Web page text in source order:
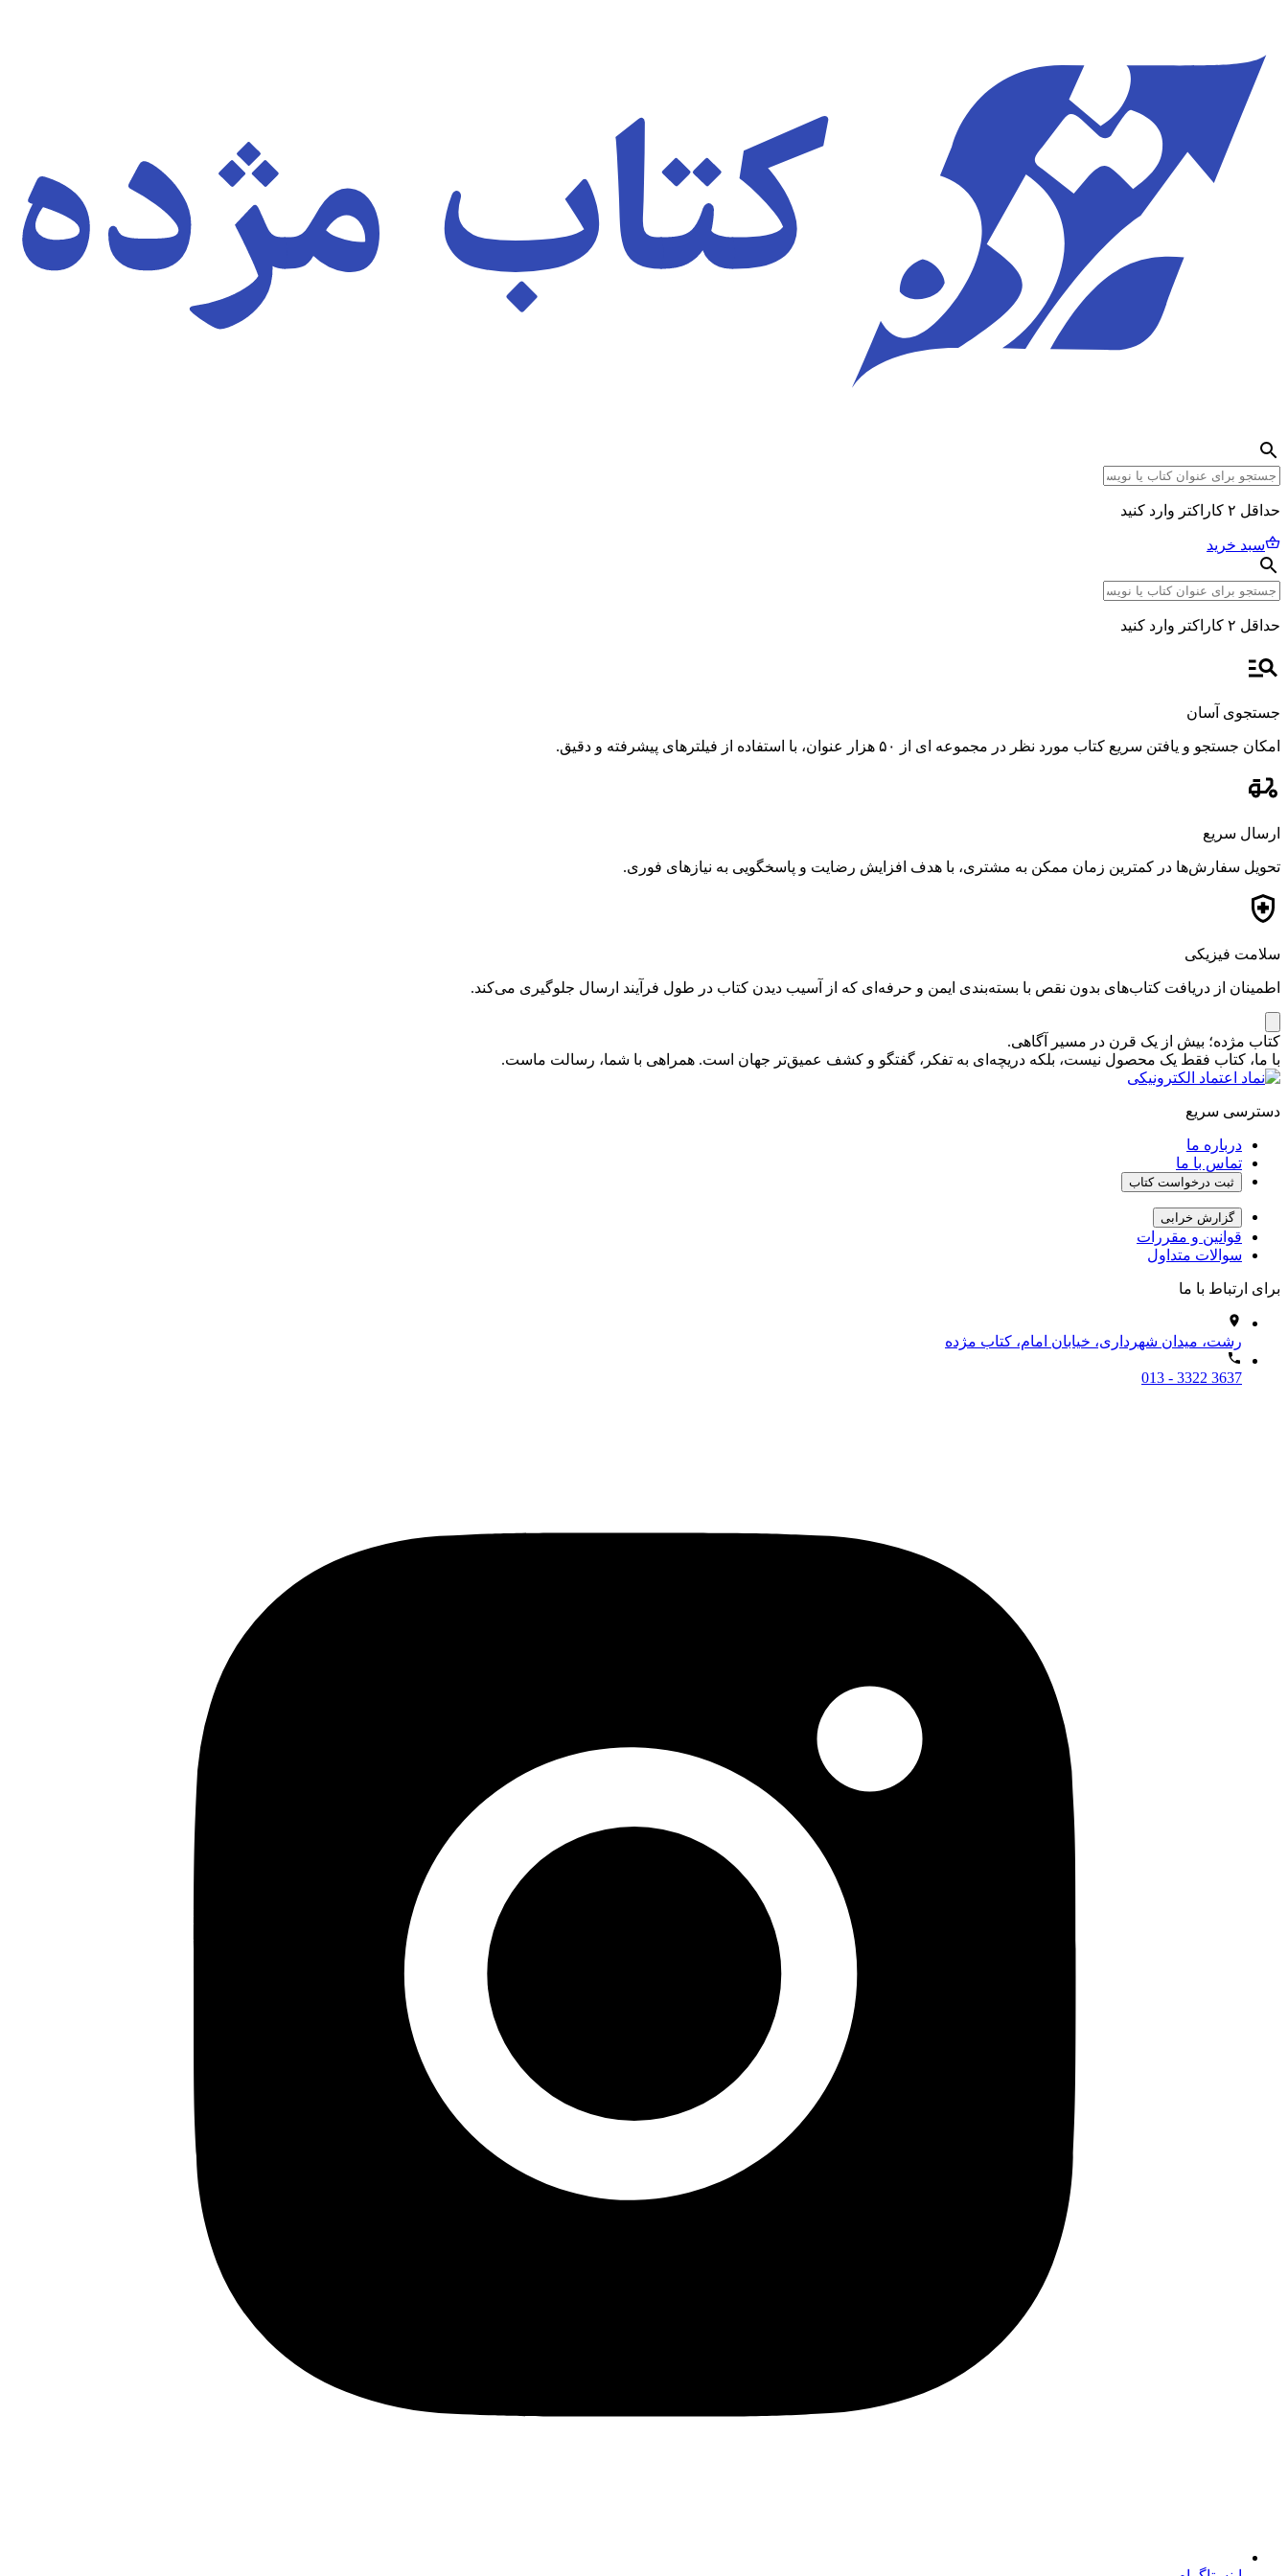
حداقل ۲ کاراکتر وارد کنید
سبد خرید
حداقل ۲ کاراکتر وارد کنید
جستجوی آسان
امکان جستجو و یافتن سریع کتاب مورد نظر در مجموعه ای از ۵۰ هزار عنوان، با استفاده از فیلترهای پیشرفته و دقیق.
ارسال سریع
تحویل سفارش‌ها در کمترین زمان ممکن به مشتری، با هدف افزایش رضایت و پاسخگویی به نیازهای فوری.
سلامت فیزیکی
اطمینان از دریافت کتاب‌های بدون نقص با بسته‌بندی ایمن و حرفه‌ای که از آسیب دیدن کتاب در طول فرآیند ارسال جلوگیری می‌کند.
کتاب مژده؛ بیش از یک قرن در مسیر آگاهی.
با ما، کتاب فقط یک محصول نیست، بلکه دریچه‌ای به تفکر، گفتگو و کشف عمیق‌تر جهان است. همراهی با شما، رسالت ماست.
دسترسی سریع
درباره ما
تماس با ما
ثبت درخواست کتاب
گزارش خرابی
قوانین و مقررات
سوالات متداول
برای ارتباط با ما
رشت، میدان شهرداری، خیابان امام، کتاب مژده
013 - 3322 3637